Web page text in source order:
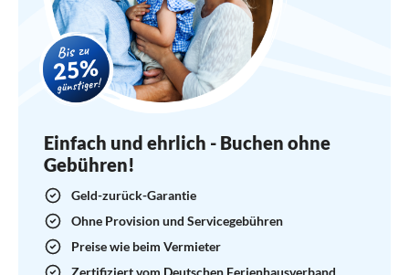
Einfach und ehrlich - Buchen ohne
Gebühren!
Geld-zurück-Garantie
Ohne Provision und Servicegebühren
Preise wie beim Vermieter
Zertifiziert vom Deutschen Ferienhausverband